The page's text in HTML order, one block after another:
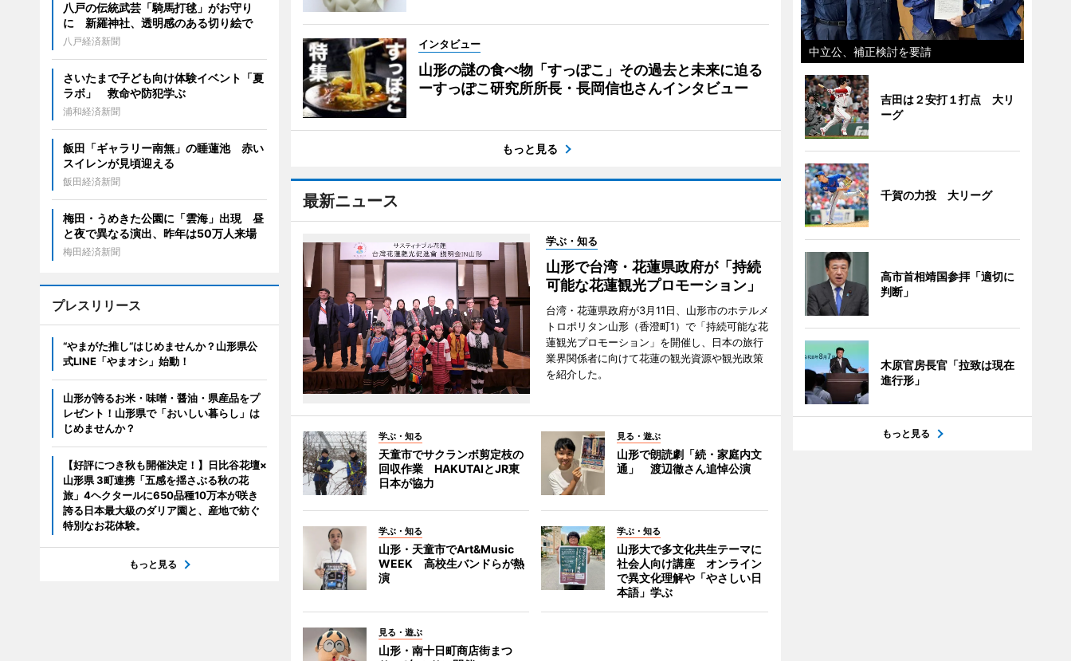
インタビュー
山形の謎の食べ物「すっぽこ」その過去と未来に迫る
ーすっぽこ研究所所長・長岡信也さんインタビュー
もっと見る
最新ニュース
学ぶ・知る
山形で台湾・花蓮県政府が「持続
可能な花蓮観光プロモーション」
台湾・花蓮県政府が3月11日、山形市のホテルメ
トロポリタン山形（香澄町1）で「持続可能な花
蓮観光プロモーション」を開催し、日本の旅行
業界関係者に向けて花蓮の観光資源や観光政策
を紹介した。
学ぶ・知る
天童市でサクランボ剪定枝の
回収作業 HAKUTAIとJR東
日本が協力
見る・遊ぶ
山形で朗読劇「続・家庭内文
通」 渡辺徹さん追悼公演
学ぶ・知る
山形・天童市でArt&Music
WEEK 高校生バンドらが熱
演
学ぶ・知る
山形大で多文化共生テーマに
社会人向け講座 オンライン
で異文化理解や「やさしい日
本語」学ぶ
見る・遊ぶ
山形・南十日町商店街まつ
八戸の伝統武芸「騎馬打毬」がお守り
に 新羅神社、透明感のある切り絵で
八戸経済新聞
さいたまで子ども向け体験イベント「夏
ラボ」 救命や防犯学ぶ
浦和経済新聞
飯田「ギャラリー南無」の睡蓮池 赤い
スイレンが見頃迎える
飯田経済新聞
梅田・うめきた公園に「雲海」出現 昼
と夜で異なる演出、昨年は50万人来場
梅田経済新聞
プレスリリース
“やまがた推し“はじめませんか？山形県公
式LINE「やまオシ」始動！
山形が誇るお米・味噌・醤油・県産品をプ
レゼント！山形県で「おいしい暮らし」は
じめませんか？
【好評につき秋も開催決定！】日比谷花壇×
山形県 3町連携「五感を揺さぶる秋の花
旅」4ヘクタールに650品種10万本が咲き
誇る日本最大級のダリア園と、産地で紡ぐ
特別なお花体験。
もっと見る
中立公、補正検討を要請
吉田は２安打１打点 大リ
ーグ
千賀の力投 大リーグ
高市首相靖国参拝「適切に
判断」
木原官房長官「拉致は現在
進行形」
もっと見る